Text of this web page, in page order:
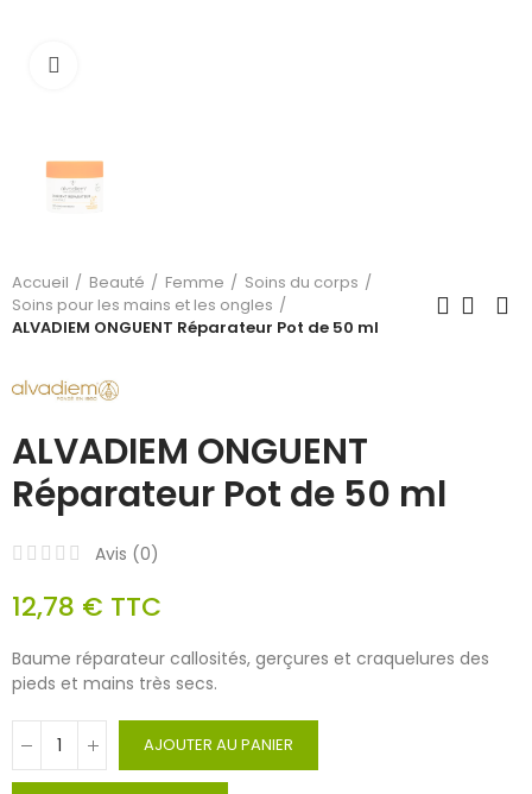
Accueil Beauté Femme
Soins du corps
Soins pour les mains et les ongles
ALVADIEM ONGUENT Réparateur Pot de 50 ml
ALVADIEM ONGUENT
Réparateur Pot de 50 ml
Avis (0)
12,78 € TTC
Baume réparateur callosités, gerçures et craquelures des
pieds et mains très secs.
AJOUTER AU PANIER